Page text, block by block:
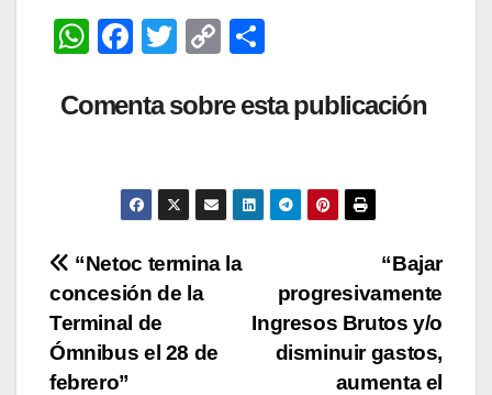
W
at
p
F
c
b
o
o
k
T
tt
C
p
Li
n
k
m
ar
tir
Comenta sobre esta publicación
Navegación
de
entradas
“Bajar
progresivamente
Ingresos Brutos y/o
disminuir gastos,
aumenta el
“Netoc termina la
concesión de la
Terminal de
Ómnibus el 28 de
febrero”